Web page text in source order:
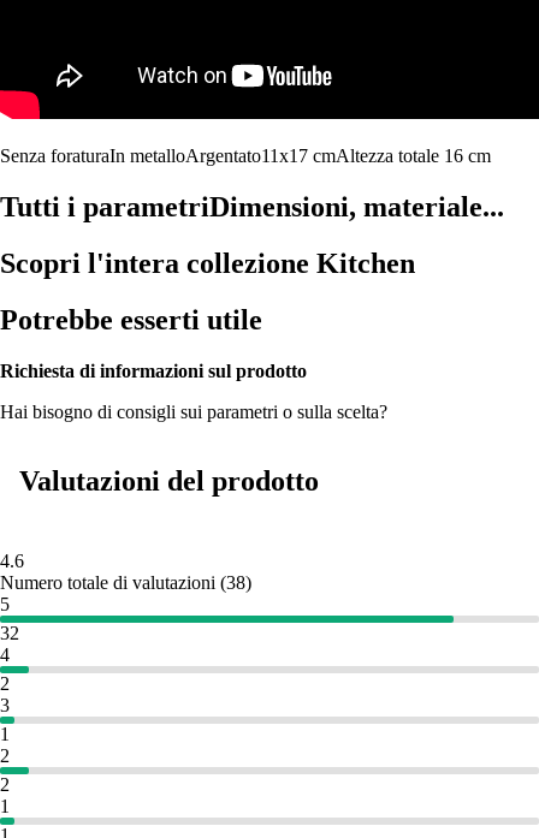
Senza foraturaIn metalloArgentato11x17 cmAltezza totale 16 cm
Tutti i parametriDimensioni, materiale...
Scopri l'intera collezione Kitchen
Potrebbe esserti utile
Richiesta di informazioni sul prodotto
Hai bisogno di consigli sui parametri o sulla scelta?
Valutazioni del prodotto
4.6
Numero totale di valutazioni (38)
5
32
4
2
3
1
2
2
1